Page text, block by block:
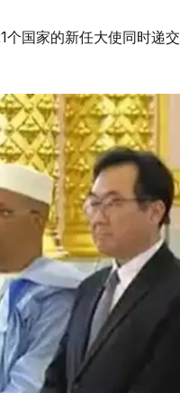
国家的新任大使同时递交